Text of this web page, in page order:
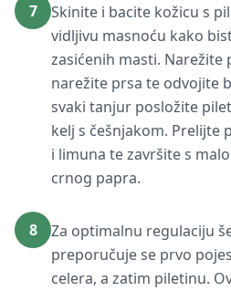
7
Skinite i bacite kožicu s
vidljivu masnoću kako
zasićenih masti. Narežite
narežite prsa te odvojite
svaki tanjur posložite
kelj s češnjakom. Prelijte
i limuna te završite s
crnog papra.
8
Za optimalnu regulaciju
preporučuje se prvo
celera, a zatim piletinu.